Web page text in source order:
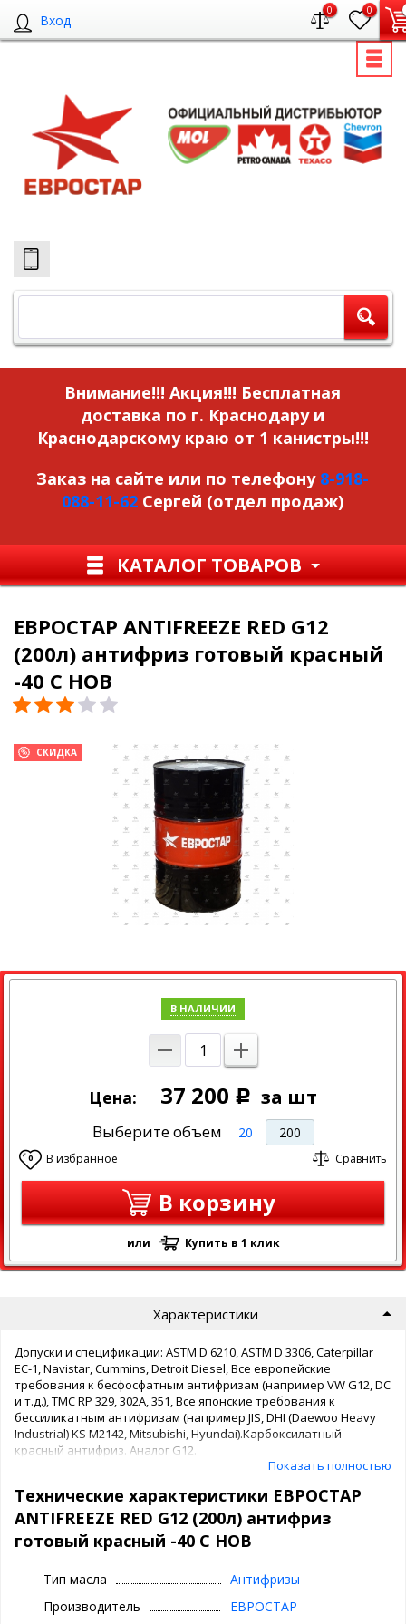
Вход
0 0
Внимание!!! Акция!!! Бесплатная
доставка по г. Краснодару и
Краснодарскому краю от 1 канистры!!!
Заказ на сайте или по телефону 8-918-
088-11-62 Сергей (отдел продаж)
КАТАЛОГ ТОВАРОВ
ЕВРОСТАР ANTIFREEZE RED G12
(200л) антифриз готовый красный
-40 С НОВ
СКИДКА
В НАЛИЧИИ
Цена: 37 200 Р за шт
Выберите объем 20 200
0 В избранное Сравнить
В корзину
или Купить в 1 клик
Характеристики
Допуски и спецификации: ASTM D 6210, ASTM D 3306, Caterpillar
EC-1, Navistar, Cummins, Detroit Diesel, Все европейские
требования к бесфосфатным антифризам (например VW G12, DC
и т.д.), TMC RP 329, 302A, 351, Все японские требования к
бессиликатным антифризам (например JIS, DHI (Daewoo Heavy
Industrial) KS M2142, Mitsubishi, Hyundai).Карбоксилатный
красный антифриз. Аналог G12.
предназначена для использования в системах охлаждения
двигателей внутреннего сгорания. Пакет присадок,
сформированный на основе карбоновых кислот, обеспечивает
надежную и долговременную защиту от коррозии,
Не содержит таких потенциально вредных компонентов, как
окружающую среду. Эта ОЖ также не содержит силикатов и
Показать полностью
Технические характеристики ЕВРОСТАР
ANTIFREEZE RED G12 (200л) антифриз
готовый красный -40 С НОВ
Тип масла
Антифризы
Производитель
ЕВРОСТАР